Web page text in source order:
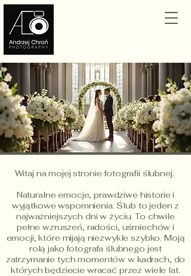
Witaj na mojej stronie fotografii ślubnej.
Naturalne emocje, prawdziwe historie i
wyjątkowe wspomnienia. Ślub to jeden z
najważniejszych dni w życiu. To chwile
pełne wzruszeń, radości, uśmiechów i
emocji, które mijają niezwykle szybko. Moją
rolą jako fotografa ślubnego jest
zatrzymanie tych momentów w kadrach, do
których będziecie wracać przez wiele lat.